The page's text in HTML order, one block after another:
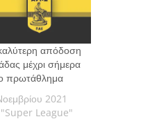
απόδοση
μέχρι σήμερα
πρωτάθλημα
2021
League"